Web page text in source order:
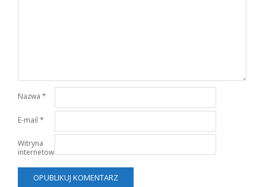
Nazwa *
E-mail *
Witryna
internetowa